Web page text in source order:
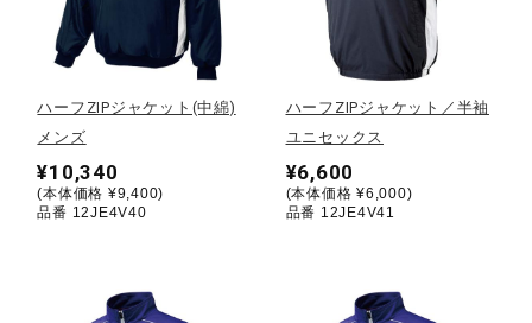
トレーニング
野球
ゴルフ
ハーフZIPジャケット(中綿)
メンズ
¥10,340
(本体価格 ¥9,400)
品番 12JE4V40
ハーフZIPジャケット／半袖
ユニセックス
¥6,600
(本体価格 ¥6,000)
品番 12JE4V41